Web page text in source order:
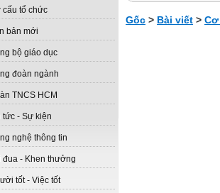
cấu tổ chức
bản mới
bộ giáo dục
đoàn ngành
TNCS HCM
tức - Sự kiện
nghệ thông tin
đua - Khen thưởng
tốt - Việc tốt
Gốc > Bài viết >